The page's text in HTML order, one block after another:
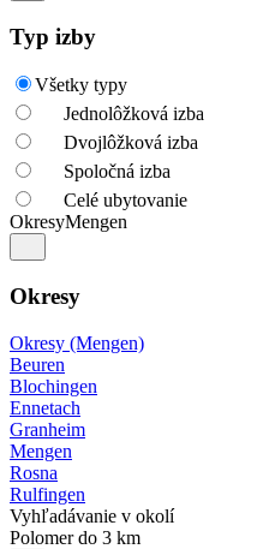
Typ izby
Všetky typy
Jednolôžková izba
Dvojlôžková izba
Spoločná izba
Celé ubytovanie
OkresyMengen
Okresy
Okresy (Mengen)
Beuren
Blochingen
Ennetach
Granheim
Mengen
Rosna
Rulfingen
Vyhľadávanie v okolí
Polomer do 3 km